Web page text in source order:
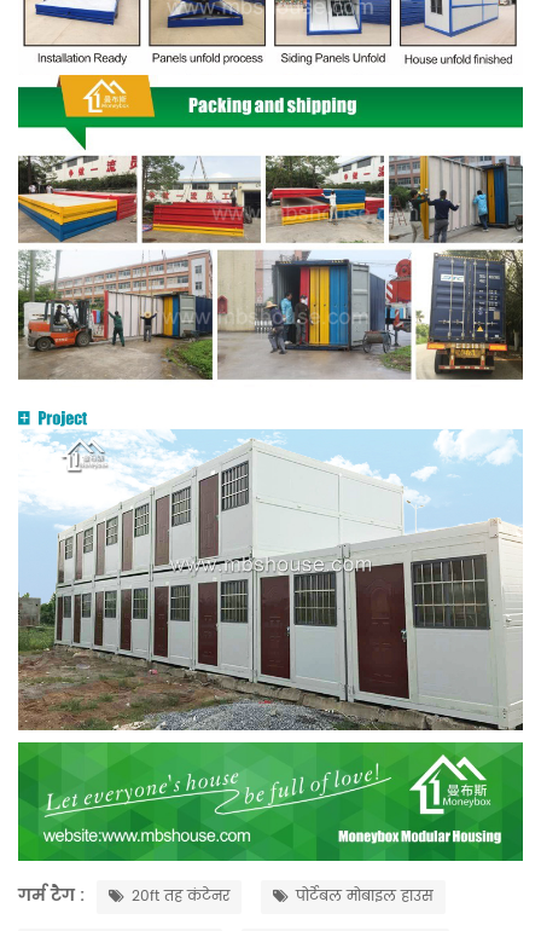
गर्म टैग : 20ft तह कंटेनर पोर्टेबल मोबाइल हाउस